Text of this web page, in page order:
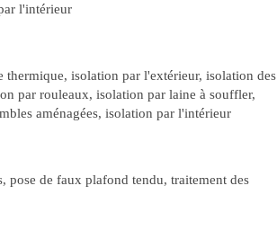
l'intérieur
thermique, isolation par l'extérieur, isolation des
par rouleaux, isolation par laine à souffler,
aménagées, isolation par l'intérieur
pose de faux plafond tendu, traitement des